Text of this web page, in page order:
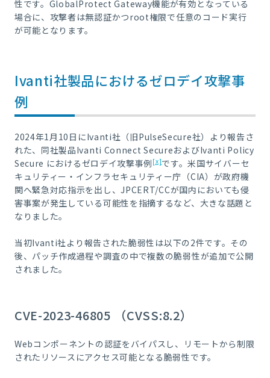
性です。GlobalProtect Gateway機能が有効となっている
場合に、攻撃者は無認証かつroot権限で任意のコード実行
が可能となります。
Ivanti社製品におけるゼロデイ攻撃事
例
2024年1月10日にIvanti社（旧PulseSecure社）より報告さ
れた、同社製品Ivanti Connect SecureおよびIvanti Policy
Secure におけるゼロデイ攻撃事例 [x]です。米国サイバーセ
キュリティー・インフラセキュリティー庁（CIA）が政府機
関へ緊急対応指示を出し、JPCERT/CCが国内においても侵
害事案が発生している可能性を指摘するなど、大きな話題と
なりました。
当初Ivanti社より報告された脆弱性は以下の2件です。その
後、パッチ作成過程や調査の中で複数の脆弱性が追加で公開
されました。
CVE-2023-46805 （CVSS:8.2）
Webコンポーネントの認証をバイパスし、リモートから制限
されたリソースにアクセス可能となる脆弱性です。